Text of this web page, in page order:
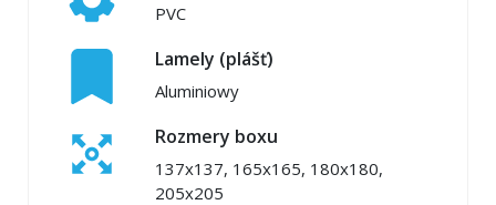
PVC
Lamely (plášť)
Aluminiowy
Rozmery boxu
137x137, 165x165, 180x180,
205x205